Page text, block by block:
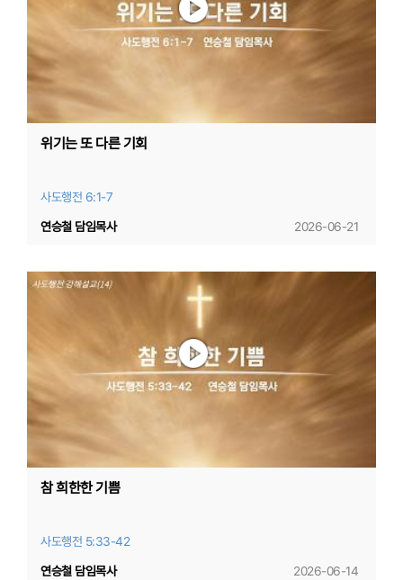
위기는 또 다른 기회
사도행전 6:1-7
2026-06-21
연승철 담임목사
참 희한한 기쁨
사도행전 5:33-42
2026-06-14
연승철 담임목사